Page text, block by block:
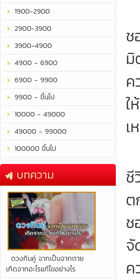
1900-2900
2900-3900
3900-4900
4900 - 6900
6900 - 9900
9900 - ขึ้นไป
10000 - 49000
49000 - 99000
100000 ขึ้นไป
บทความ
​ดวงกินคู่ จากเป็นจากตาย
เกิดจากอะไรแก้ไขอย่างไร
ช
มิ
ค
ใ
เ
ชี
ต
ช
จั
ค